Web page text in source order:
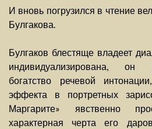
И вновь погрузился в чтение
Булгакова.
Булгаков блестяще владеет
индивидуализирована, он
богатство речевой
эффекта в портретных
Маргарите» явственно
характерная черта его